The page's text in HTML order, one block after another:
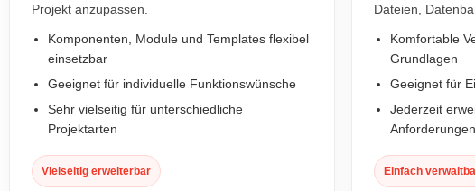
Projekt anzupassen.
Komponenten, Module und Templates flexibel
einsetzbar
Geeignet für individuelle Funktionswünsche
Sehr vielseitig für unterschiedliche
Projektarten
Vielseitig erweiterbar
Dateien,
Komfortable
Grundlagen
Geeignet für
Jederzeit
Anforderungen
Einfach